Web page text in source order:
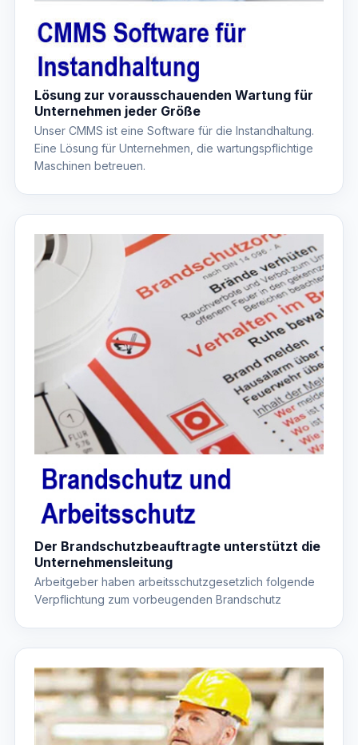
Lösung zur vorausschauenden Wartung für
Unternehmen jeder Größe
Unser CMMS ist eine Software für die Instandhaltung.
Eine Lösung für Unternehmen, die wartungspflichtige
Maschinen betreuen.
Der Brandschutzbeauftragte unterstützt die
Unternehmensleitung
Arbeitgeber haben arbeitsschutzgesetzlich folgende
Verpflichtung zum vorbeugenden Brandschutz